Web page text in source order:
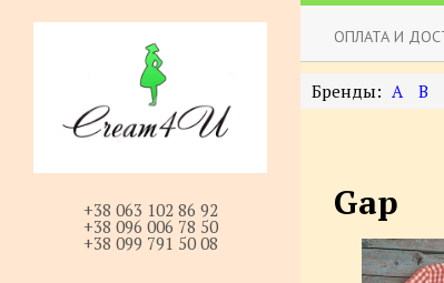
+38 063 102 86 92
+38 096 006 78 50
+38 099 791 50 08
ОПЛАТА И
A B
Gap